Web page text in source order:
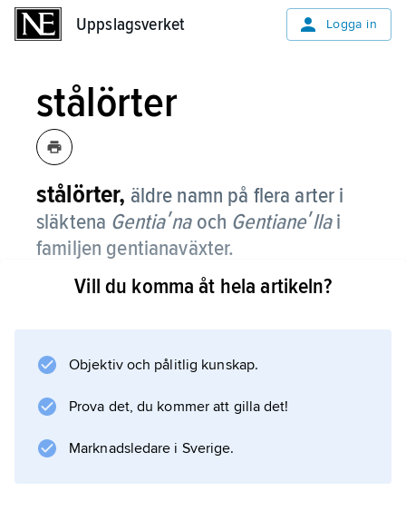
Uppslagsverket Logga in
stålörter
stålörter, äldre namn på flera arter i
släktena Gentiaʹnaoch Gentianeʹllai
familjen gentianaväxter.
Fjällgentiana (
Gentianeʹlla teneʹlla
Gentianeʹlla baʹltica
) baltisk stålört, ängsgentiana (
Gentianeʹlla amareʹlla
Vill du komma åt hela artikeln?
Objektiv och pålitlig kunskap.
Prova det, du kommer att gilla det!
Marknadsledare i Sverige.